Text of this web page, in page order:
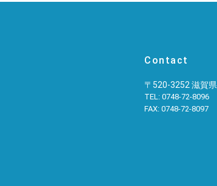
Contact
〒520-3252 滋賀
TEL: 0748-72-8096
FAX: 0748-72-8097